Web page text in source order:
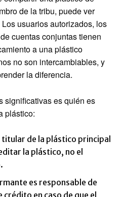
de la tribu, puede ver
usuarios autorizados, los
cuentas conjuntas tienen
a una plástico
no son intercambiables, y
la diferencia.
significativas es quién es
plástico:
titular de la plástico principal
la plástico, no el
es responsable de